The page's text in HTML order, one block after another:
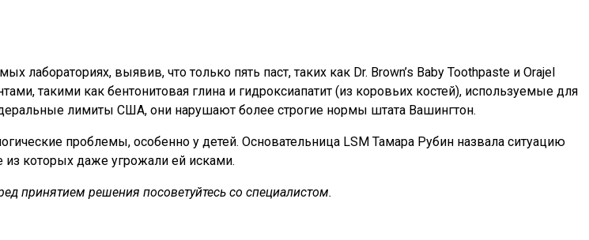
выявив, что только пять паст, таких как Dr. Brown’s Baby Toothpaste и Orajel
такими как бентонитовая глина и гидроксиапатит (из коровьих костей), используемые для
лимиты США, они нарушают более строгие нормы штата Вашингтон.
проблемы, особенно у детей. Основательница LSM Тамара Рубин назвала ситуацию
из которых даже угрожали ей исками.
принятием решения посоветуйтесь со специалистом.